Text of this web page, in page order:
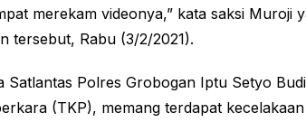
merekam videonya,” kata saksi Muroji
tersebut, Rabu (3/2/2021).
Satlantas Polres Grobogan Iptu Setyo
(TKP), memang terdapat